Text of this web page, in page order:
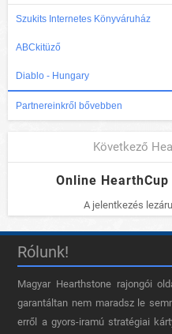
Szukits Internetes Könyváruház
ABCkitüző
Diablo - Hungary
Partnereinkről bővebben
Következő
Online HearthCup
A jelentkezés
Rólunk!
Magyar Hearthstone​ rajongói
garantáltan nem maradsz le
erről a gyors-iramú stratégiai